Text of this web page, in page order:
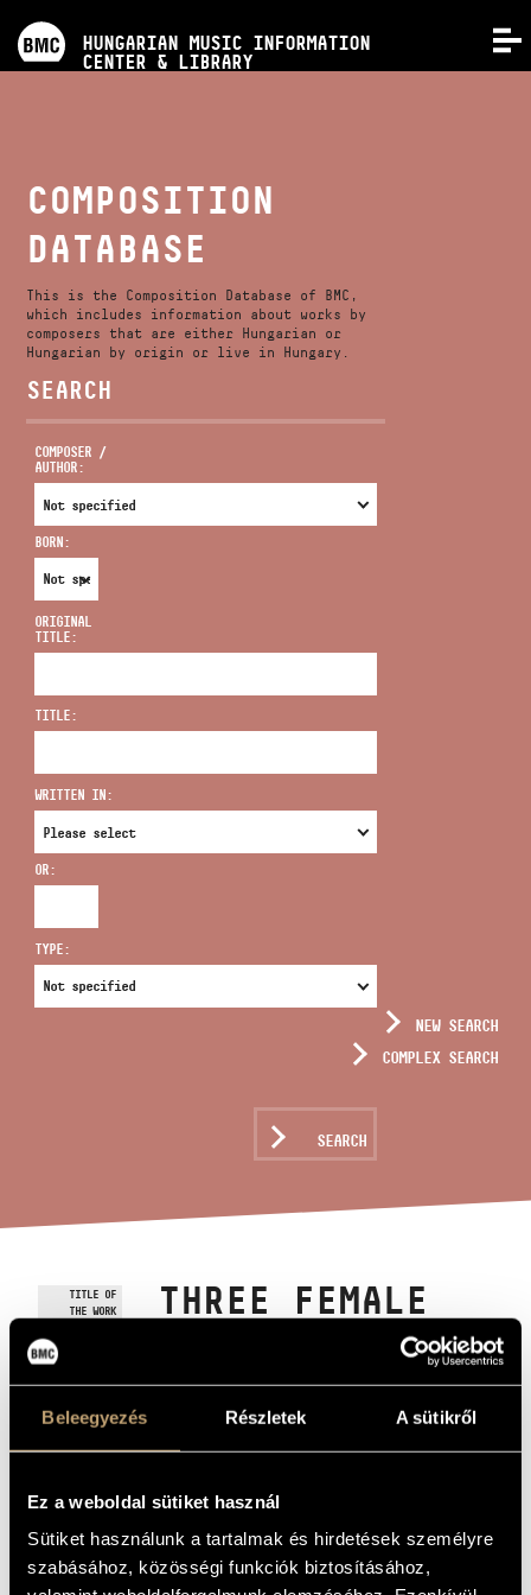
Beleegyezés Részletek A sütikről
Ez a weboldal sütiket használ
Sütiket használunk a tartalmak és hirdetések személyre
szabásához, közösségi funkciók biztosításához,
HUNGARIAN MUSIC INFORMATION
CENTER & LIBRARY
RELEASES
ABOUT US
VIDEO GALLERY
ADDRESS
infokozpont@bmc.hu
PHONE
OPENING HOURS
COMPOSITION
DATABASE
This is the Composition Database of BMC,
which includes information about works by
composers that are either Hungarian or
Hungarian by origin or live in Hungary.
SEARCH
COMPOSER /
AUTHOR:
BORN:
ORIGINAL
TITLE:
TITLE:
WRITTEN IN:
OR:
TYPE:
NEW SEARCH
COMPLEX SEARCH
SEARCH
TITLE OF
THE WORK
THREE FEMALE
COMPOSER Kocsár Miklós
ORIGINAL /
Három nőikar
LANGUAGE /
TITLE